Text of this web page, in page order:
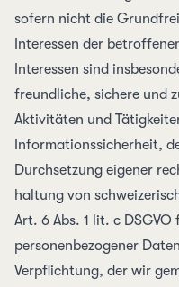
sofern nicht die
Interessen der
Interessen sind
freundliche, sichere und
Aktivitäten und
Informations­sicherheit,
Durch­setzung eigener
haltung von
Art. 6 Abs. 1 lit. c DSGVO
personen­bezogener
Ver­pflichtung, der wir